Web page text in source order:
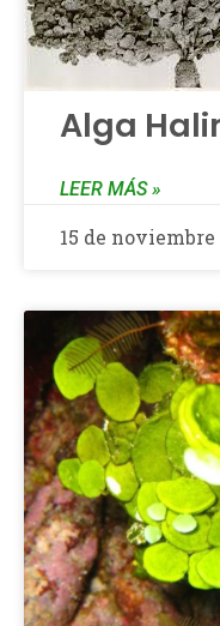
Alga
LEER MÁS »
15 de noviembre